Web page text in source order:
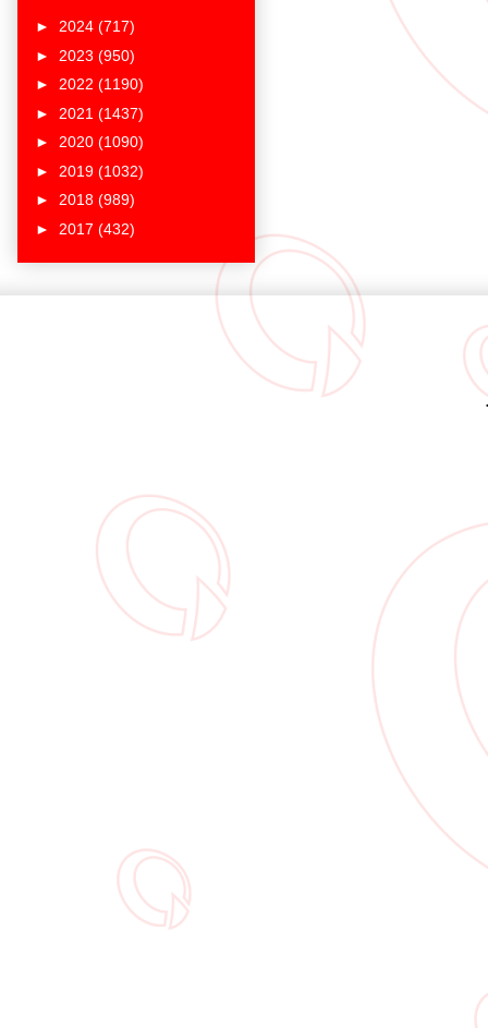
► 2024 (717)
► 2023 (950)
► 2022 (1190)
► 2021 (1437)
► 2020 (1090)
► 2019 (1032)
► 2018 (989)
► 2017 (432)